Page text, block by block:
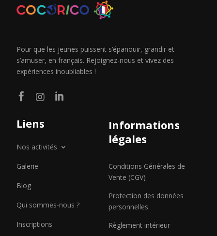
Pour que les jeunes puissent s’épanouir, grandir et
s’amuser, en français. Rejoignez-nous et vivez des
expériences inoubliables !
  
Liens
Nos activités
Galerie
Blog
Qui sommes-nous ?
Inscriptions
Informations
légales
Conditions Générales de
Vente (CGV)
Protection des données
personnelles
Règlement intérieur